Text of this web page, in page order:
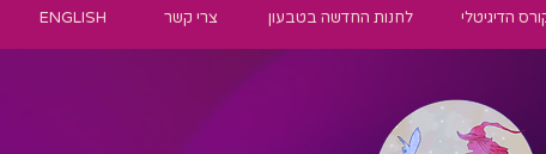
ENGLISH צרי קשר לחנות החדשה בטבעון הדיגיטלי